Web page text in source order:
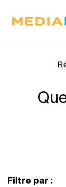
Filtre par :